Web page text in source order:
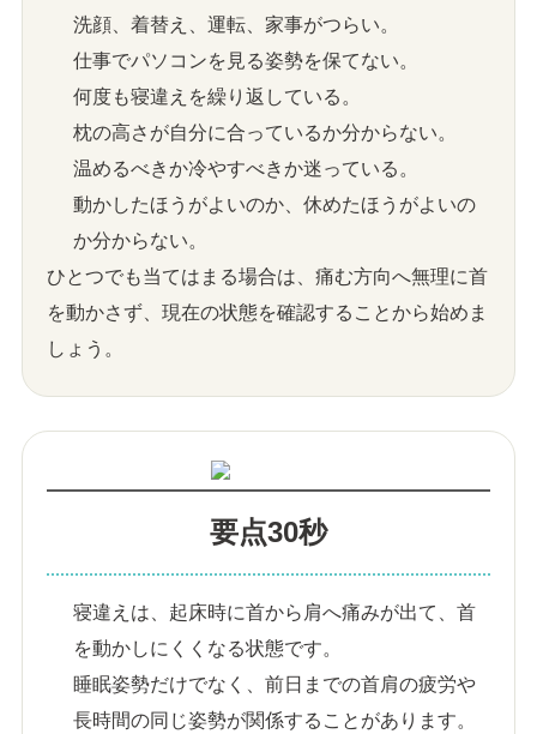
洗顔、着替え、運転、家事がつらい。
仕事でパソコンを見る姿勢を保てない。
何度も寝違えを繰り返している。
枕の高さが自分に合っているか分からない。
温めるべきか冷やすべきか迷っている。
動かしたほうがよいのか、休めたほうがよいの
か分からない。
ひとつでも当てはまる場合は、痛む方向へ無理に首
を動かさず、現在の状態を確認することから始めま
しょう。
要点30秒
寝違えは、起床時に首から肩へ痛みが出て、首
を動かしにくくなる状態です。
睡眠姿勢だけでなく、前日までの首肩の疲労や
長時間の同じ姿勢が関係することがあります。